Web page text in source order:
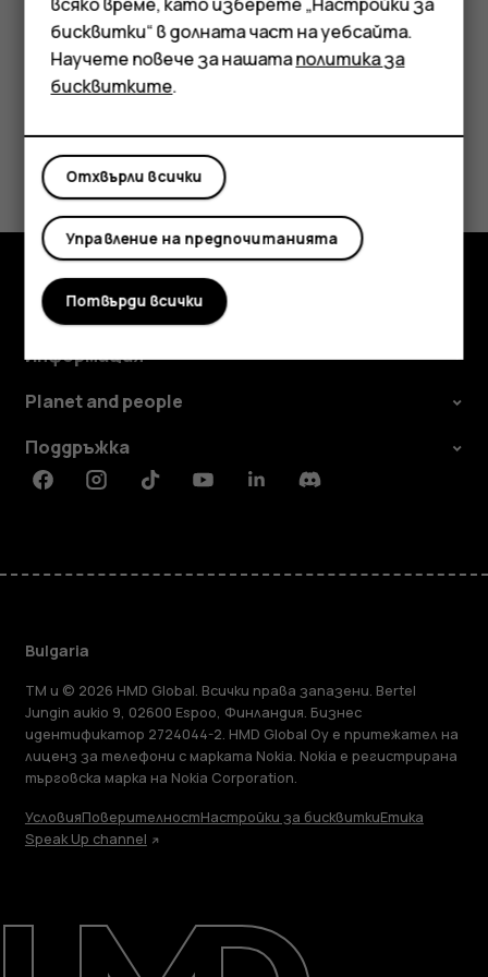
Аксесоари
Таблети
Информация
Ремонт, повторна употреба, рециклиране
Полезен ли беше този отговор?
Да Не
Изследвайте
Информация
Planet and people
Поддръжка
FacebookInstagramTiktokYoutubeLinkedinDiscord
Bulgaria
TM и © 2026 HMD Global. Всички права запазени. Bertel
Jungin aukio 9, 02600 Espoo, Финландия. Бизнес
идентификатор 2724044-2. HMD Global Oy е притежател на
лиценз за телефони с марката Nokia. Nokia е регистрирана
търговска марка на Nokia Corporation.
УсловияПоверителностНастройки за бисквиткиЕтика
Speak Up channel
бисквитки“ в долната част на уебсайта.
Научете повече за нашатаполитика за
бисквитките.
Отхвърли всички
Управление на предпочитанията
Потвърди всички